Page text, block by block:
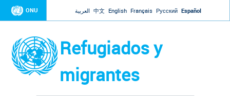
Jump to navigation
ONU العربية 中文 English Français Русский Español
Refugiados y
migrantes